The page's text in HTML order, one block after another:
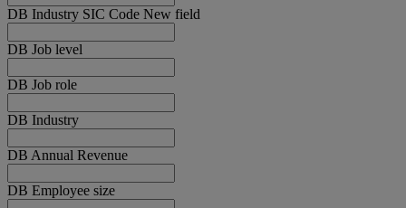
DB Industry SIC Code New field
DB Job level
DB Job role
DB Industry
DB Annual Revenue
DB Employee size